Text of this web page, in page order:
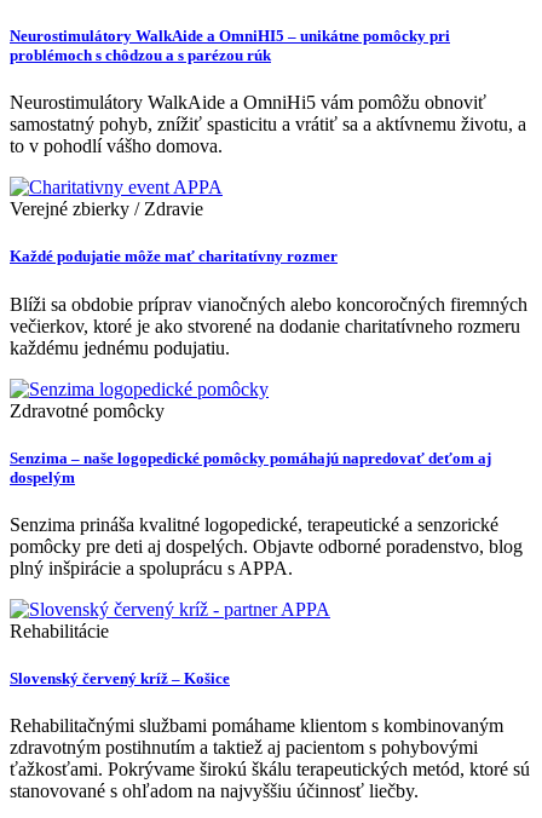
Neurostimulátory WalkAide a OmniHI5 – unikátne pomôcky pri
problémoch s chôdzou a s parézou rúk
Neurostimulátory WalkAide a OmniHi5 vám pomôžu obnoviť
samostatný pohyb, znížiť spasticitu a vrátiť sa a aktívnemu životu, a
to v pohodlí vášho domova.
Verejné zbierky / Zdravie
Každé podujatie môže mať charitatívny rozmer
Blíži sa obdobie príprav vianočných alebo koncoročných firemných
večierkov, ktoré je ako stvorené na dodanie charitatívneho rozmeru
každému jednému podujatiu.
Zdravotné pomôcky
Senzima – naše logopedické pomôcky pomáhajú napredovať deťom aj
dospelým
Senzima prináša kvalitné logopedické, terapeutické a senzorické
pomôcky pre deti aj dospelých. Objavte odborné poradenstvo, blog
plný inšpirácie a spoluprácu s APPA.
Rehabilitácie
Slovenský červený kríž – Košice
Rehabilitačnými službami pomáhame klientom s kombinovaným
zdravotným postihnutím a taktiež aj pacientom s pohybovými
ťažkosťami. Pokrývame širokú škálu terapeutických metód, ktoré sú
stanovované s ohľadom na najvyššiu účinnosť liečby.